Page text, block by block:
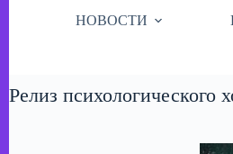
НОВОСТИ
Релиз психологического